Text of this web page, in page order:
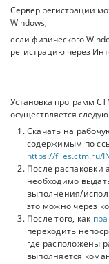
Сервер регистрации
Windows,
если физического
регистрацию через
Установка программ
осуществляется
Скачать на
содержимым по
https://files.ctm.ru/
После
необходимо
выполнения/
это можно через
После того, как
переходить
где расположены
выполняется